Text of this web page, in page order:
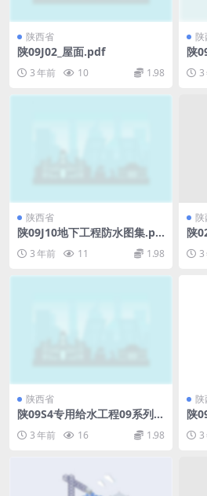
陕西省
陕09J02_屋面.pdf
3 年前 10 1.98
陕
陕
3
陕西省
陕09J10地下工程防水图集.pd
3 年前 11 1.98
陕
陕
3
陕西省
陕09S4专用给水工程09系列给
3 年前 16 1.98
陕
陕
3